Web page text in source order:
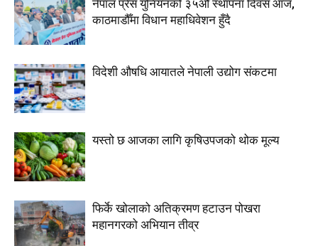
नेपाल प्रेस युनियनको ३५औँ स्थापना दिवस आज,
काठमाडौँमा विधान महाधिवेशन हुँदै
विदेशी औषधि आयातले नेपाली उद्योग संकटमा
यस्तो छ आजका लागि कृषिउपजको थोक मूल्य
फिर्के खोलाको अतिक्रमण हटाउन पोखरा
महानगरको अभियान तीव्र